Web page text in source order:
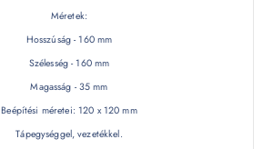
Méretek:
Hosszúság - 160 mm
Szélesség - 160 mm
Magasság - 35 mm
Beépítési méretei: 120 x 120 mm
Tápegységgel, vezetékkel.